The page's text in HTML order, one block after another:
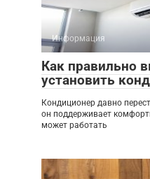
Информация
Как правильно
установить
Кондиционер давно
он поддерживает
может работать